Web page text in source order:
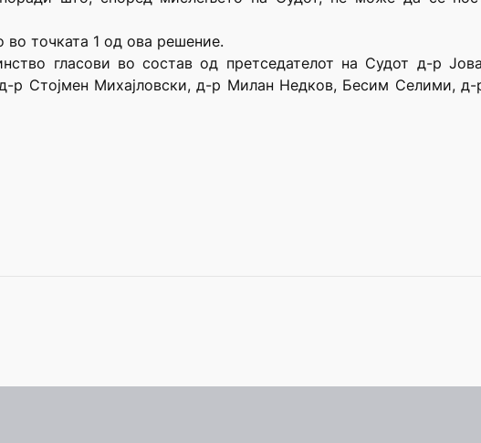
во точката 1 од ова решение.
гласови во состав од претседателот на Судот д-р
р Стојмен Михајловски, д-р Милан Недков, Бесим Селими,